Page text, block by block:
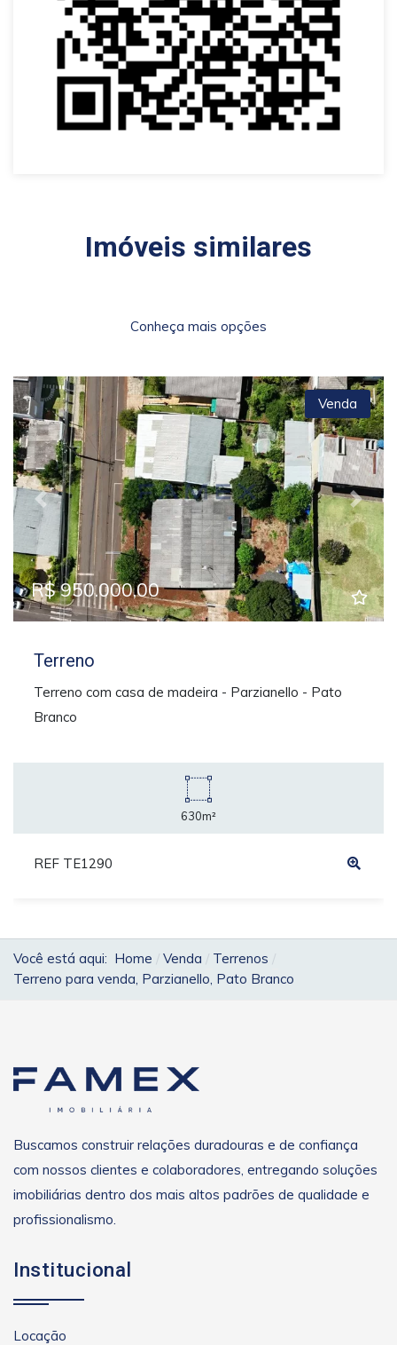
Imóveis similares
Conheça mais opções
Previous Next
Venda
R$ 950.000,00
Terreno
Terreno com casa de madeira - Parzianello - Pato
Branco
630m²
REF TE1290
Você está aqui: Home Venda
Terrenos
Terreno para venda, Parzianello, Pato Branco
Buscamos construir relações duradouras e de confiança
com nossos clientes e colaboradores, entregando soluções
imobiliárias dentro dos mais altos padrões de qualidade e
profissionalismo.
Institucional
Locação